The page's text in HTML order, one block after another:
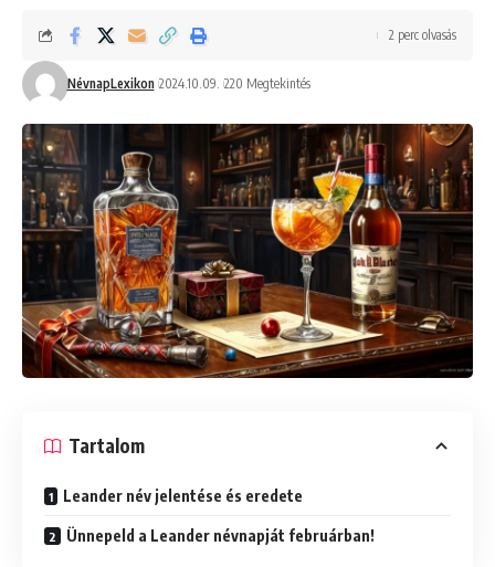
NévnapLexikon 2024.10.09. 220 Megtekintés
2 perc olvasás
Tartalom
Leander név jelentése és eredete
Ünnepeld a Leander névnapját februárban!